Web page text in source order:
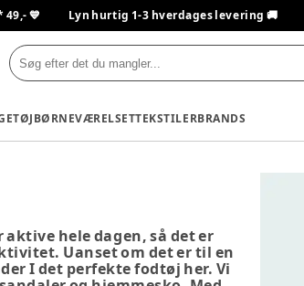
💙 Lyn hurtig 1-3 hverdages levering 🚚
BØRNEVÆRELSETTEKSTILERBRANDS
hele dagen, så det er
Uanset om det er til en
I det perfekte fodtøj her. Vi